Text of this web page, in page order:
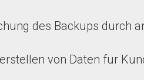
des Backups durch
von Daten für